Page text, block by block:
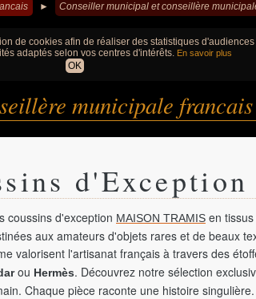
► Conseiller municipal et conseillère
de cookies afin de réaliser des statistiques
adaptés selon vos centres d'intérêts. En savoir plus
OK
municipale francais
d'Exception
coussins d'exception MAISON TRAMIS en
aux amateurs d'objets rares et de beaux
valorisent l'artisanat français à travers des
ou Hermès. Découvrez notre sélection
Chaque pièce raconte une histoire